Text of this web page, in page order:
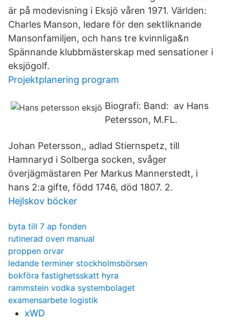
är på modevisning i Eksjö våren 1971. Världen:
Charles Manson, ledare för den sektliknande
Mansonfamiljen, och hans tre kvinnliga&n
Spännande klubbmästerskap med sensationer i
eksjögolf.
Projektplanering program
Biografi: Band: av Hans
Petersson, M.FL.
Johan Petersson,, adlad Stiernspetz, till
Hamnaryd i Solberga socken, svåger
överjägmästaren Per Markus Mannerstedt, i
hans 2:a gifte, född 1746, död 1807. 2.
Hejlskov böcker
byta till 7 ap fonden
rutinerad oven manual
proppen orvar
ledande terminer stockholmsbörsen
bokföra fastighetsskatt hyra
rammstein vodka systembolaget
examensarbete logistik
xWD